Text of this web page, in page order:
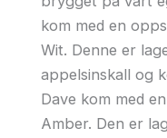
kom med en
Wit. Denne er
appelsinskall og
Dave kom med
Amber. Den er